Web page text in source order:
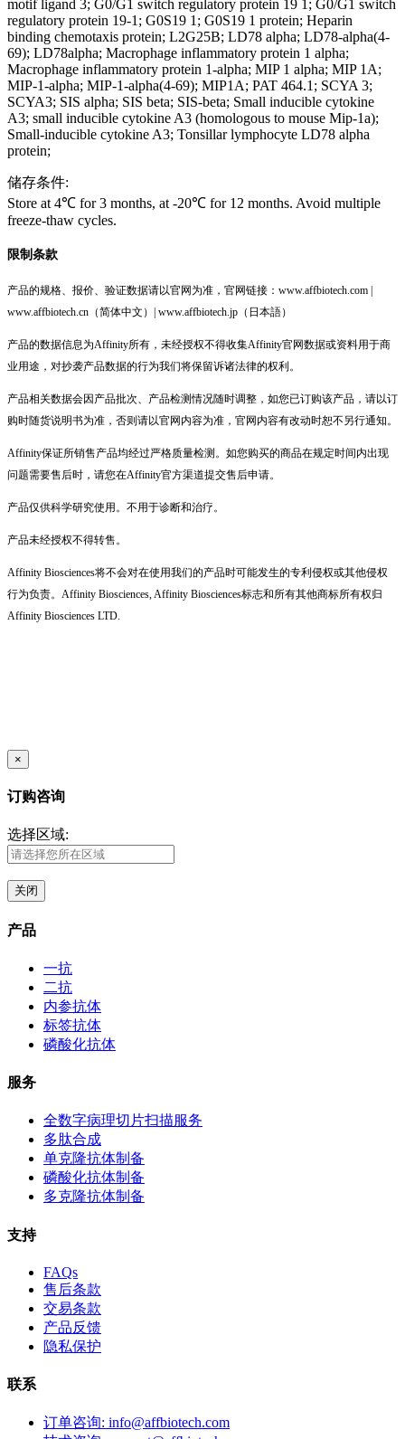
motif ligand 3; G0/G1 switch regulatory protein 19 1; G0/G1 switch
regulatory protein 19-1; G0S19 1; G0S19 1 protein; Heparin
binding chemotaxis protein; L2G25B; LD78 alpha; LD78-alpha(4-
69); LD78alpha; Macrophage inflammatory protein 1 alpha;
Macrophage inflammatory protein 1-alpha; MIP 1 alpha; MIP 1A;
MIP-1-alpha; MIP-1-alpha(4-69); MIP1A; PAT 464.1; SCYA 3;
SCYA3; SIS alpha; SIS beta; SIS-beta; Small inducible cytokine
A3; small inducible cytokine A3 (homologous to mouse Mip-1a);
Small-inducible cytokine A3; Tonsillar lymphocyte LD78 alpha
protein;
储存条件:
Store at 4℃ for 3 months, at -20℃ for 12 months. Avoid multiple
freeze-thaw cycles.
限制条款
产品的规格、报价、验证数据请以官网为准，官网链接：www.affbiotech.com |
www.affbiotech.cn（简体中文）| www.affbiotech.jp（日本語）
产品的数据信息为Affinity所有，未经授权不得收集Affinity官网数据或资料用于商
业用途，对抄袭产品数据的行为我们将保留诉诸法律的权利。
产品相关数据会因产品批次、产品检测情况随时调整，如您已订购该产品，请以订
购时随货说明书为准，否则请以官网内容为准，官网内容有改动时恕不另行通知。
Affinity保证所销售产品均经过严格质量检测。如您购买的商品在规定时间内出现
问题需要售后时，请您在Affinity官方渠道提交售后申请。
产品仅供科学研究使用。不用于诊断和治疗。
产品未经授权不得转售。
Affinity Biosciences将不会对在使用我们的产品时可能发生的专利侵权或其他侵权
行为负责。Affinity Biosciences, Affinity Biosciences标志和所有其他商标所有权归
Affinity Biosciences LTD.
×
订购咨询
选择区域:
关闭
产品
一抗
二抗
内参抗体
标签抗体
磷酸化抗体
服务
全数字病理切片扫描服务
多肽合成
单克隆抗体制备
磷酸化抗体制备
多克隆抗体制备
支持
FAQs
售后条款
交易条款
产品反馈
隐私保护
联系
订单咨询: info@affbiotech.com